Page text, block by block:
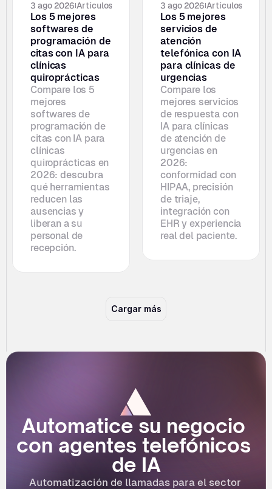
3 ago 2026 Artículos
Los 5 mejores
softwares de
programación de
citas con IA para
clínicas
quiroprácticas
Compare los 5
mejores
softwares de
programación de
citas con IA para
clínicas
quiroprácticas en
2026: descubra
qué herramientas
reducen las
ausencias y
liberan a su
personal de
recepción.
3 ago 2026 Artículos
Los 5 mejores
servicios de
atención
telefónica con IA
para clínicas de
urgencias
Compare los
mejores servicios
de respuesta con
IA para clínicas
de atención de
urgencias en
2026:
conformidad con
HIPAA, precisión
de triaje,
integración con
EHR y experiencia
real del paciente.
Cargar más
Automatice su negocio
con agentes telefónicos
de IA
Automatización de llamadas para el sector